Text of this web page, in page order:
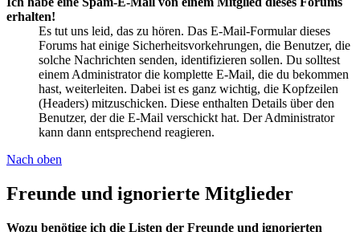
erhalten!
Es tut uns leid, das zu hören. Das E-Mail-Formular dieses
Forums hat einige Sicherheitsvorkehrungen, die Benutzer, die
solche Nachrichten senden, identifizieren sollen. Du solltest
einem Administrator die komplette E-Mail, die du bekommen
hast, weiterleiten. Dabei ist es ganz wichtig, die Kopfzeilen
(Headers) mitzuschicken. Diese enthalten Details über den
Benutzer, der die E-Mail verschickt hat. Der Administrator
kann dann entsprechend reagieren.
Nach oben
Freunde und ignorierte Mitglieder
Wozu benötige ich die Listen der Freunde und ignorierten